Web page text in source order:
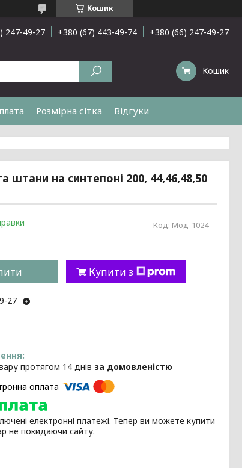
Кошик
247-49-27 +380 (67) 443-49-74 +380 (66) 247-49-27
Кошик
Розмірна сітка Відгуки
на синтепоні 200, 44,46,48,50
Код: Мод-1024
Купити з
27
протягом 14 днів за домовленістю
електронні платежі. Тепер ви можете купити
не покидаючи сайту.